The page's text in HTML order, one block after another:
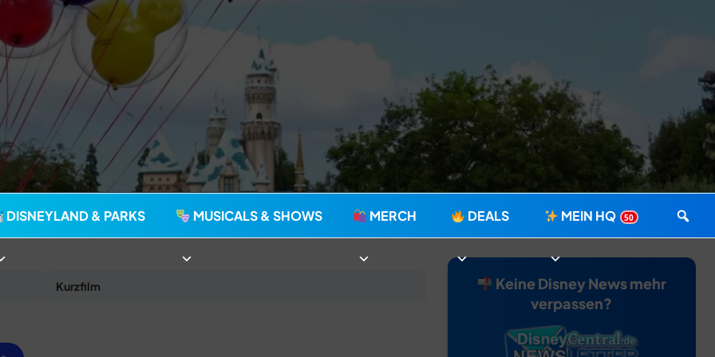
seit 2006
DISNEYLAND & PARKS MUSICALS & SHOWS MERCH DEALS MEIN HQ 50
Kurzfilm
Keine Disney News mehr
verpassen?